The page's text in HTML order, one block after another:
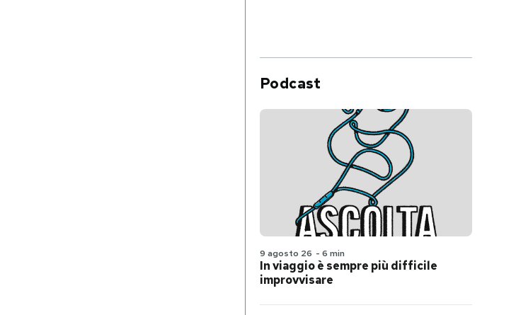
Podcast
9 agosto 26 - 6 min
In viaggio è sempre più difficile
improvvisare